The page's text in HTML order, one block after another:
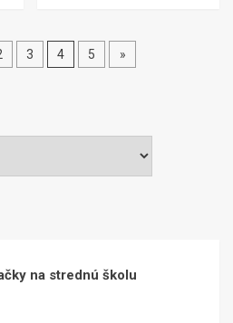
3 4 5 »
na strednú školu